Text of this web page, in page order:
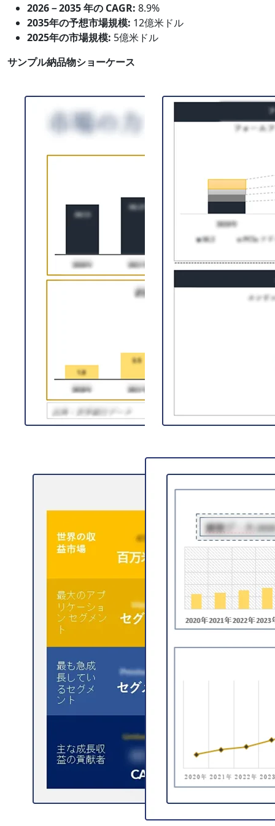
2026－2035 年の CAGR: 8.9%
2035年の予想市場規模: 12億米ドル
2025年の市場規模: 5億米ドル
サンプル納品物ショーケース